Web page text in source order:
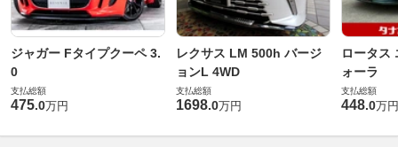
ジャガー Fタイプクーペ 3.
0
支払総額
475.0万円
レクサス LM 500h バージ
ョンL 4WD
支払総額
1698.0万円
ロータス
ォーラ
支払総額
448.0万円